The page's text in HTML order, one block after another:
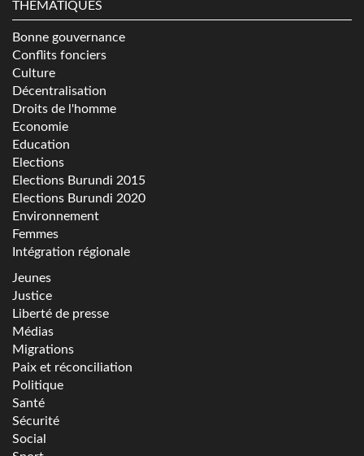
THÉMATIQUES
Bonne gouvernance
Conflits fonciers
Culture
Décentralisation
Droits de l'homme
Economie
Education
Elections
Elections Burundi 2015
Elections Burundi 2020
Environnement
Femmes
Intégration régionale
Jeunes
Justice
Liberté de presse
Médias
Migrations
Paix et réconciliation
Politique
Santé
Sécurité
Social